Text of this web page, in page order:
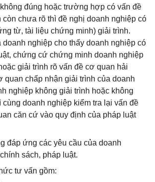
đúng hoặc trường hợp có vấn đề
chưa rõ thì đề nghị doanh nghiệp có
từ, tài liệu chứng minh) giải trình.
doanh nghiệp cho thấy doanh nghiệp có
chứng cứ chứng minh doanh nghiệp
giải trình rõ vấn đề cơ quan hải
quan chấp nhận giải trình của doanh
nghiệp không giải trình hoặc không
doanh nghiệp kiểm tra lại vấn đề
căn cứ vào quy định của pháp luật
đáp ứng các yêu cầu của doanh
sách, pháp luật.
tư vấn gồm: